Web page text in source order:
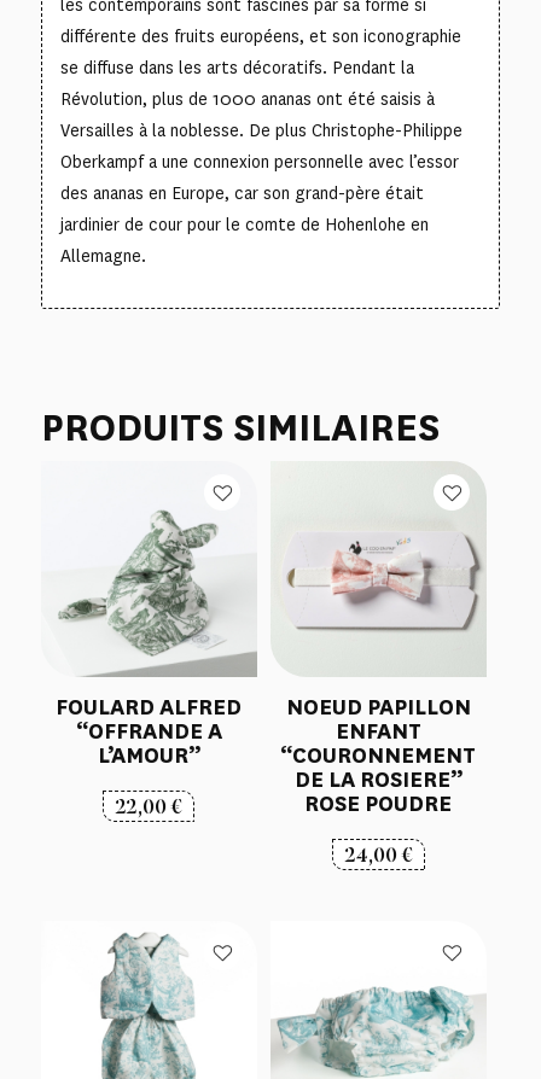
les contemporains sont fascinés par sa forme si
différente des fruits européens, et son iconographie
se diffuse dans les arts décoratifs. Pendant la
Révolution, plus de 1000 ananas ont été saisis à
Versailles à la noblesse. De plus Christophe-Philippe
Oberkampf a une connexion personnelle avec l’essor
des ananas en Europe, car son grand-père était
jardinier de cour pour le comte de Hohenlohe en
Allemagne.
PRODUITS SIMILAIRES
FOULARD ALFRED
“OFFRANDE A
L’AMOUR”
22,00€
NOEUD PAPILLON
ENFANT
“COURONNEMENT
DE LA ROSIERE”
ROSE POUDRE
24,00€